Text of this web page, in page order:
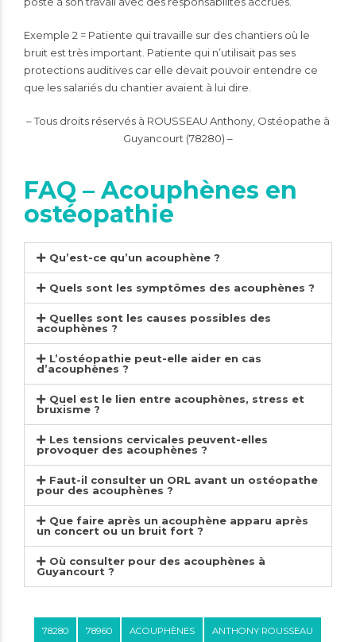
Exemple 2 = Patiente qui travaille sur des chantiers où le
bruit est très important. Patiente qui n’utilisait pas ses
protections auditives car elle devait pouvoir entendre ce
que les salariés du chantier avaient à lui dire.
– Tous droits réservés à ROUSSEAU Anthony, Ostéopathe à
Guyancourt (78280) –
FAQ – Acouphènes en
ostéopathie
Qu’est-ce qu’un acouphène ?
Quels sont les symptômes des acouphènes ?
Quelles sont les causes possibles des
acouphènes ?
L’ostéopathie peut-elle aider en cas
d’acouphènes ?
Quel est le lien entre acouphènes, stress et
bruxisme ?
Les tensions cervicales peuvent-elles
provoquer des acouphènes ?
Faut-il consulter un ORL avant un ostéopathe
pour des acouphènes ?
Que faire après un acouphène apparu après
un concert ou un bruit fort ?
Où consulter pour des acouphènes à
Guyancourt ?
78280 78960 ACOUPHÈNES ANTHONY ROUSSEAU